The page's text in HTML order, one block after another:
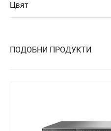
Цвят
ПОДОБНИ ПРОДУКТИ